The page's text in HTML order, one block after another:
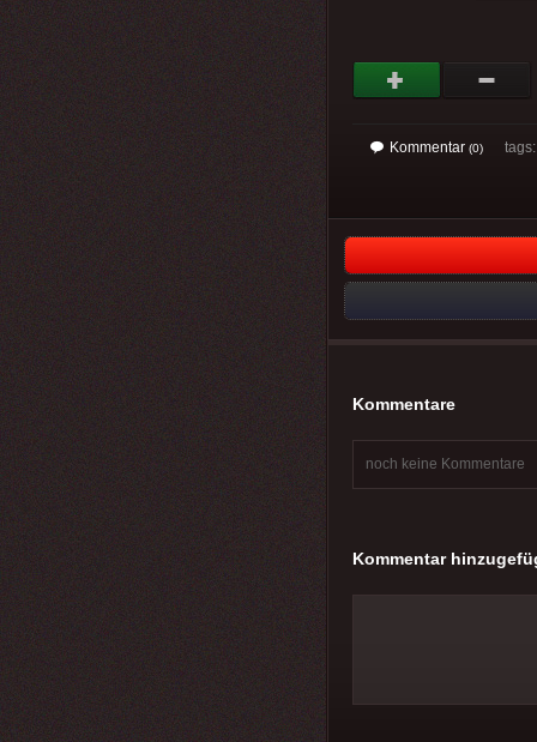
Kommentar (0) tags:
Kommentare
noch keine Kommentare
Kommentar